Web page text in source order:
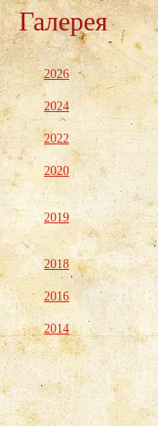
Галерея
2026
2024
2022
2020
2019
2018
2016
2014